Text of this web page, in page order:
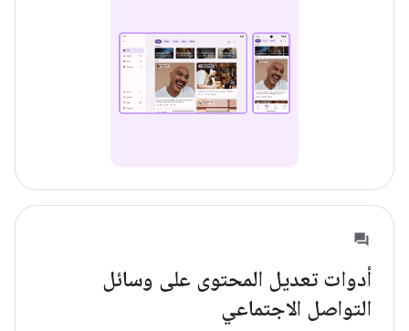
أدوات تعديل المحتوى على وسائل
التواصل الاجتماعي